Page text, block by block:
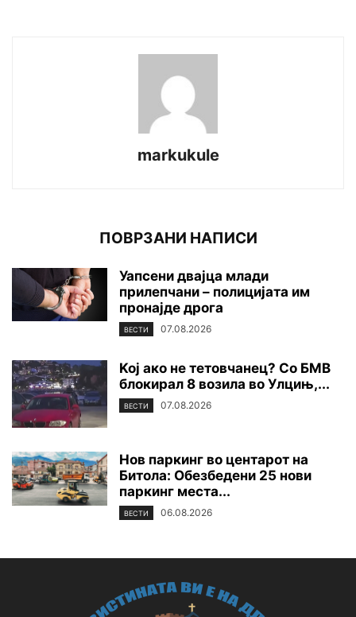
markukule
ПОВРЗАНИ НАПИСИ
Уапсени двајца млади
прилепчани – полицијата им
пронајде дpoга
ВЕСТИ 07.08.2026
Koj ако не тетовчанец? Со БМВ
блокирал 8 возила во Улцињ,...
ВЕСТИ 07.08.2026
Нов паркинг во центарот на
Битола: Обезбедени 25 нови
паркинг места...
ВЕСТИ 06.08.2026